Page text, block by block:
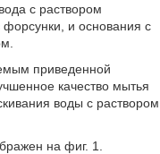
с раствором
и основания с
приведенной
качество мытья
воды с раствором
на фиг. 1.